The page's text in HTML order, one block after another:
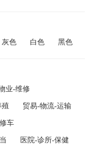
灰色 白色 黑色
业-维修
殖
贸易-物流-运输
车
医院-诊所-保健